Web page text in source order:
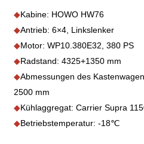
◆Kabine: HOWO HW76
◆Antrieb: 6×4, Linkslenker
◆Motor: WP10.380E32, 380 PS
◆Radstand: 4325+1350 mm
◆Abmessungen des
2500 mm
◆Kühlaggregat: Carrier Supra
◆Betriebstemperatur: -18℃